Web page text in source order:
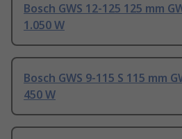
Bosch GWS 12-125 125 mm
1.050 W
Bosch GWS 9-115 S 115 mm
450 W